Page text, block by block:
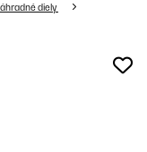
diely